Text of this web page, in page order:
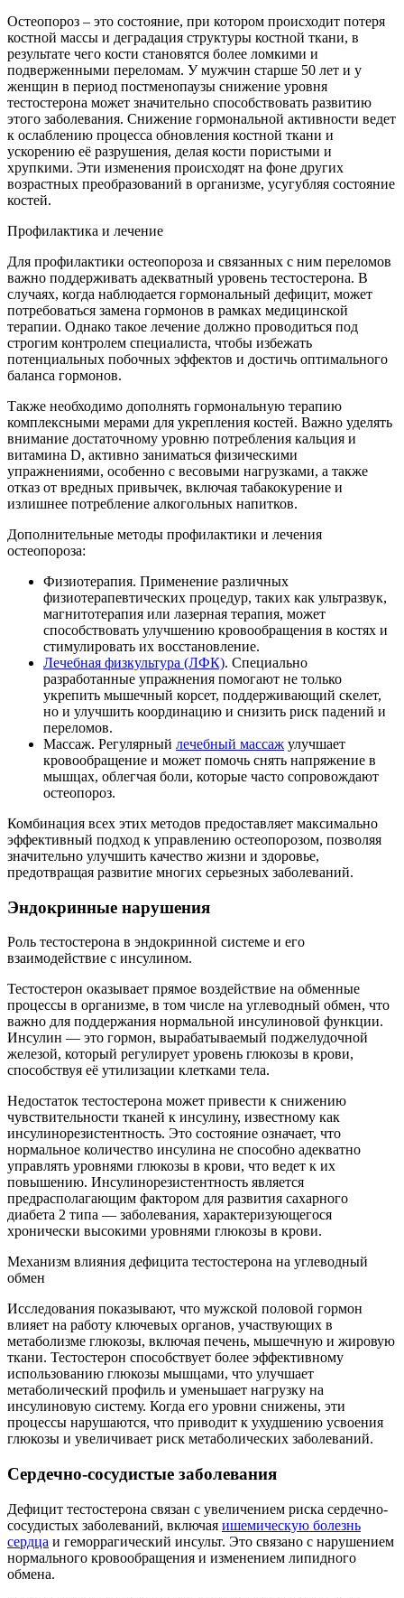
Остеопороз – это состояние, при котором происходит потеря
костной массы и деградация структуры костной ткани, в
результате чего кости становятся более ломкими и
подверженными переломам. У мужчин старше 50 лет и у
женщин в период постменопаузы снижение уровня
тестостерона может значительно способствовать развитию
этого заболевания. Снижение гормональной активности ведет
к ослаблению процесса обновления костной ткани и
ускорению её разрушения, делая кости пористыми и
хрупкими. Эти изменения происходят на фоне других
возрастных преобразований в организме, усугубляя состояние
костей.
Профилактика и лечение
Для профилактики остеопороза и связанных с ним переломов
важно поддерживать адекватный уровень тестостерона. В
случаях, когда наблюдается гормональный дефицит, может
потребоваться замена гормонов в рамках медицинской
терапии. Однако такое лечение должно проводиться под
строгим контролем специалиста, чтобы избежать
потенциальных побочных эффектов и достичь оптимального
баланса гормонов.
Также необходимо дополнять гормональную терапию
комплексными мерами для укрепления костей. Важно уделять
внимание достаточному уровню потребления кальция и
витамина D, активно заниматься физическими
упражнениями, особенно с весовыми нагрузками, а также
отказ от вредных привычек, включая табакокурение и
излишнее потребление алкогольных напитков.
Дополнительные методы профилактики и лечения
остеопороза:
Физиотерапия. Применение различных
физиотерапевтических процедур, таких как ультразвук,
магнитотерапия или лазерная терапия, может
способствовать улучшению кровообращения в костях и
стимулировать их восстановление.
Лечебная физкультура (ЛФК). Специально
разработанные упражнения помогают не только
укрепить мышечный корсет, поддерживающий скелет,
но и улучшить координацию и снизить риск падений и
переломов.
Массаж. Регулярный лечебный массаж улучшает
кровообращение и может помочь снять напряжение в
мышцах, облегчая боли, которые часто сопровождают
остеопороз.
Комбинация всех этих методов предоставляет максимально
эффективный подход к управлению остеопорозом, позволяя
значительно улучшить качество жизни и здоровье,
предотвращая развитие многих серьезных заболеваний.
Эндокринные нарушения
Роль тестостерона в эндокринной системе и его
взаимодействие с инсулином.
Тестостерон оказывает прямое воздействие на обменные
процессы в организме, в том числе на углеводный обмен, что
важно для поддержания нормальной инсулиновой функции.
Инсулин — это гормон, вырабатываемый поджелудочной
железой, который регулирует уровень глюкозы в крови,
способствуя её утилизации клетками тела.
Недостаток тестостерона может привести к снижению
чувствительности тканей к инсулину, известному как
инсулинорезистентность. Это состояние означает, что
нормальное количество инсулина не способно адекватно
управлять уровнями глюкозы в крови, что ведет к их
повышению. Инсулинорезистентность является
предрасполагающим фактором для развития сахарного
диабета 2 типа — заболевания, характеризующегося
хронически высокими уровнями глюкозы в крови.
Механизм влияния дефицита тестостерона на углеводный
обмен
Исследования показывают, что мужской половой гормон
влияет на работу ключевых органов, участвующих в
метаболизме глюкозы, включая печень, мышечную и жировую
ткани. Тестостерон способствует более эффективному
использованию глюкозы мышцами, что улучшает
метаболический профиль и уменьшает нагрузку на
инсулиновую систему. Когда его уровни снижены, эти
процессы нарушаются, что приводит к ухудшению усвоения
глюкозы и увеличивает риск метаболических заболеваний.
Сердечно-сосудистые заболевания
Дефицит тестостерона связан с увеличением риска сердечно-
сосудистых заболеваний, включая ишемическую болезнь
сердца и геморрагический инсульт. Это связано с нарушением
нормального кровообращения и изменением липидного
обмена.